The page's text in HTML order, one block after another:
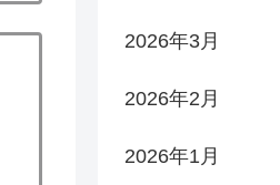
2026年3月
2026年2月
2026年1月